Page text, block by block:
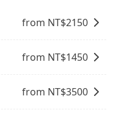
from NT$2150
from NT$1450
from NT$3500